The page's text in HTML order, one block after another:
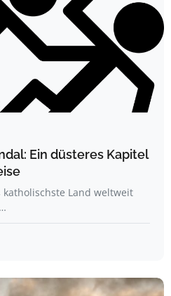
Ein düsteres Kapitel
katholischste Land weltweit